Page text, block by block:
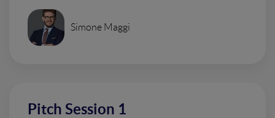
Simone Maggi
Pitch Session 1